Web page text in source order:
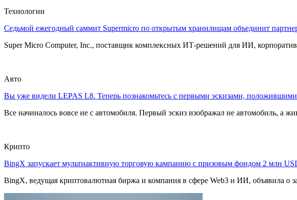
Технологии
Седьмой ежегодный саммит Supermicro по открытым хранилищам объединит
Super Micro Computer, Inc., поставщик комплексных ИТ-решений для ИИ,
Авто
Вы уже видели LEPAS L8. Теперь познакомьтесь с первыми эскизами,
Все начиналось вовсе не с автомобиля. Первый эскиз изображал не автомобиль, а
Крипто
BingX запускает мультиактивную торговую кампанию с призовым фондом 2 млн
BingX, ведущая криптовалютная биржа и компания в сфере Web3 и ИИ, объявила о